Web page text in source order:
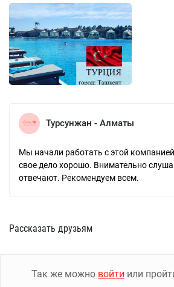
Турсунжан - Алматы
Мы начали работать с этой
свое дело хорошо. Внимательно
отвечают. Рекомендуем всем.
Рассказать друзьям
Так же можно войти или